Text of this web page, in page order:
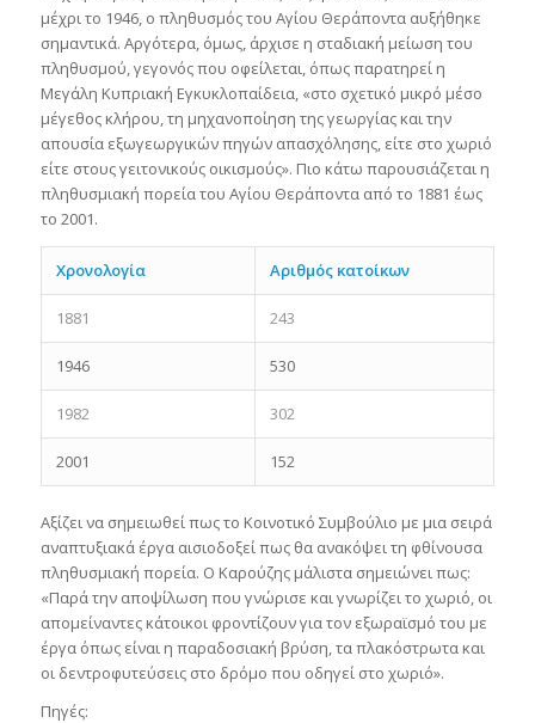
μέχρι το 1946, ο πληθυσμός του Αγίου Θεράποντα αυξήθηκε
σημαντικά. Αργότερα, όμως, άρχισε η σταδιακή μείωση του
πληθυσμού, γεγονός που οφείλεται, όπως παρατηρεί η
Μεγάλη Κυπριακή Εγκυκλοπαίδεια, «στο σχετικό μικρό μέσο
μέγεθος κλήρου, τη μηχανοποίηση της γεωργίας και την
απουσία εξωγεωργικών πηγών απασχόλησης, είτε στο χωριό
είτε στους γειτονικούς οικισμούς». Πιο κάτω παρουσιάζεται η
πληθυσμιακή πορεία του Αγίου Θεράποντα από το 1881 έως
το 2001.
Χρονολογία Αριθμός κατοίκων
1881 243
1946 530
1982 302
2001 152
Αξίζει να σημειωθεί πως το Κοινοτικό Συμβούλιο με μια σειρά
αναπτυξιακά έργα αισιοδοξεί πως θα ανακόψει τη φθίνουσα
πληθυσμιακή πορεία. Ο Καρούζης μάλιστα σημειώνει πως:
«Παρά την αποψίλωση που γνώρισε και γνωρίζει το χωριό, οι
απομείναντες κάτοικοι φροντίζουν για τον εξωραϊσμό του με
έργα όπως είναι η παραδοσιακή βρύση, τα πλακόστρωτα και
οι δεντροφυτεύσεις στο δρόμο που οδηγεί στο χωριό».
Πηγές: